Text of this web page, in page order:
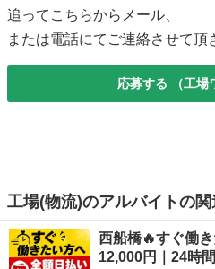
追ってこちらからメール、
または電話にてご連絡させて頂
応募する （工場
工場(物流)のアルバイトの
西船橋🔥すぐ働
12,000円｜24時